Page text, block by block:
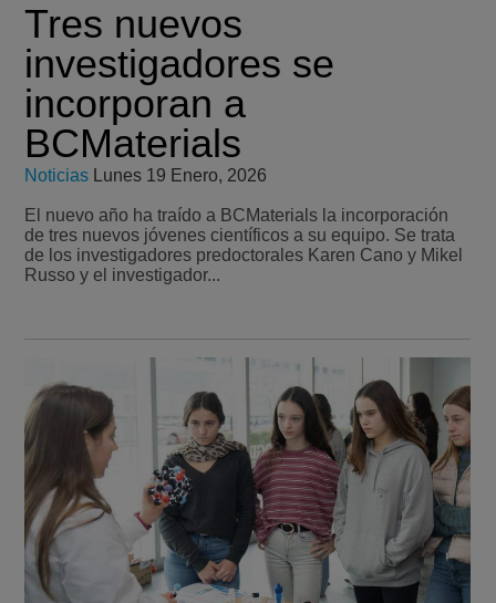
Tres nuevos
investigadores se
incorporan a
BCMaterials
Noticias Lunes 19 Enero, 2026
El nuevo año ha traído a BCMaterials la incorporación
de tres nuevos jóvenes científicos a su equipo. Se trata
de los investigadores predoctorales Karen Cano y Mikel
Russo y el investigador...